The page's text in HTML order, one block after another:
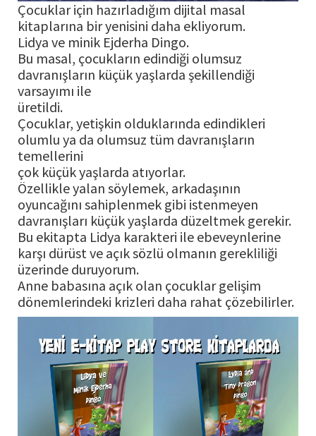
Çocuklar için hazırladığım dijital masal
kitaplarına bir yenisini daha ekliyorum.
Lidya ve minik Ejderha Dingo.
Bu masal, çocukların edindiği olumsuz
davranışların küçük yaşlarda şekillendiği
varsayımı ile
üretildi.
Çocuklar, yetişkin olduklarında edindikleri
olumlu ya da olumsuz tüm davranışların
temellerini
çok küçük yaşlarda atıyorlar.
Özellikle yalan söylemek, arkadaşının
oyuncağını sahiplenmek gibi istenmeyen
davranışları küçük yaşlarda düzeltmek gerekir.
Bu ekitapta Lidya karakteri ile ebeveynlerine
karşı dürüst ve açık sözlü olmanın gerekliliği
üzerinde duruyorum.
Anne babasına açık olan çocuklar gelişim
dönemlerindeki krizleri daha rahat çözebilirler.